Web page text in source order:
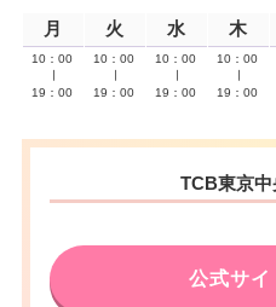
月 火 水 木
10：00
19：00
10：00
19：00
10：00
19：00
10：00
19：00
TCB東京
公式サイ